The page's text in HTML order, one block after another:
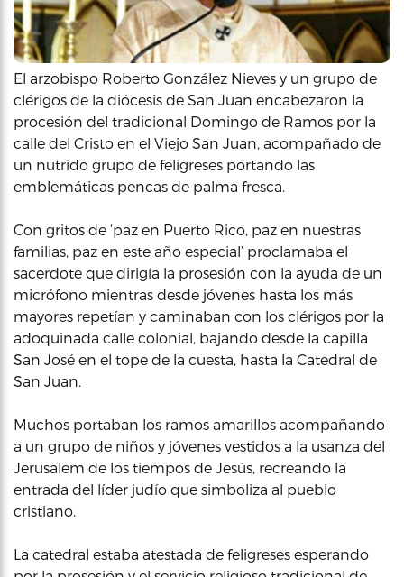
El arzobispo Roberto González Nieves y un grupo de
clérigos de la diócesis de San Juan encabezaron la
procesión del tradicional Domingo de Ramos por la
calle del Cristo en el Viejo San Juan, acompañado de
un nutrido grupo de feligreses portando las
emblemáticas pencas de palma fresca.
Con gritos de ‘paz en Puerto Rico, paz en nuestras
familias, paz en este año especial’ proclamaba el
sacerdote que dirigía la prosesión con la ayuda de un
micrófono mientras desde jóvenes hasta los más
mayores repetían y caminaban con los clérigos por la
adoquinada calle colonial, bajando desde la capilla
San José en el tope de la cuesta, hasta la Catedral de
San Juan.
Muchos portaban los ramos amarillos acompañando
a un grupo de niños y jóvenes vestidos a la usanza del
Jerusalem de los tiempos de Jesús, recreando la
entrada del líder judío que simboliza al pueblo
cristiano.
La catedral estaba atestada de feligreses esperando